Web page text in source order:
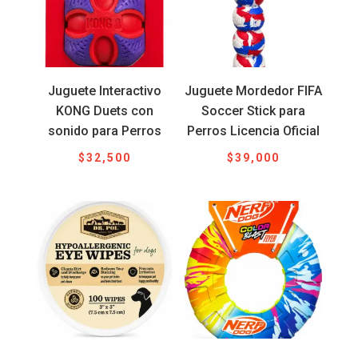
Juguete Interactivo
KONG Duets con
sonido para Perros
$32,500
Juguete Mordedor FIFA
Soccer Stick para
Perros Licencia Oficial
$39,000